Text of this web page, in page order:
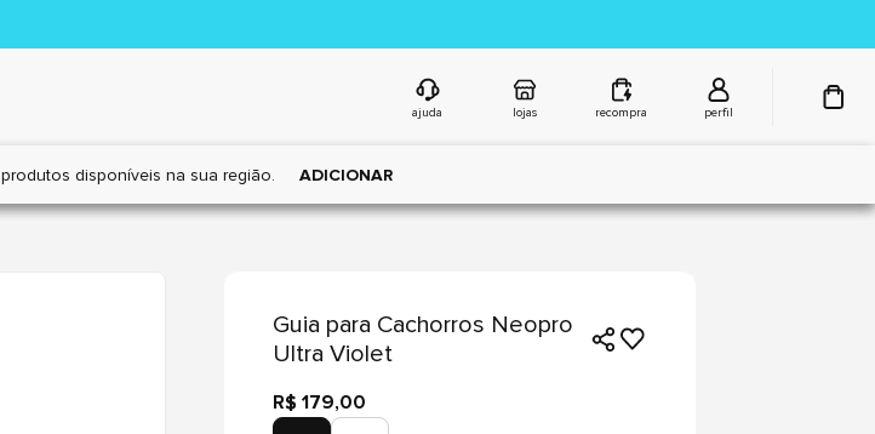
ajuda lojas recompra perfil
produtos disponíveis na sua região. ADICIONAR
Guia para Cachorros Neopro
Ultra Violet
R$ 179,00